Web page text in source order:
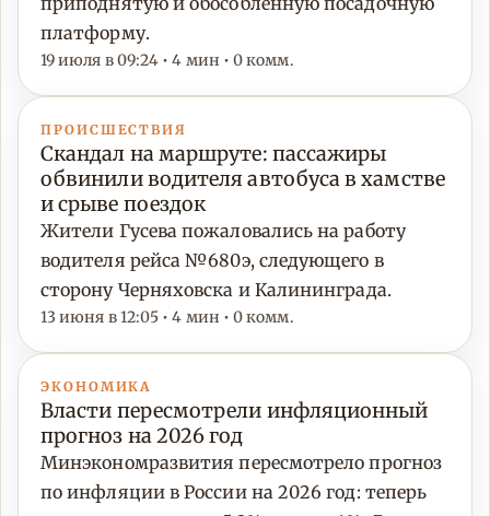
платформу.
19 июля в 09:24 • 4 мин • 0 комм.
ПРОИСШЕСТВИЯ
Скандал на маршруте: пассажиры
обвинили водителя автобуса в хамстве
и срыве поездок
Жители Гусева пожаловались на работу
водителя рейса №680э, следующего в
сторону Черняховска и Калининграда.
13 июня в 12:05 • 4 мин • 0 комм.
ЭКОНОМИКА
Власти пересмотрели инфляционный
прогноз на 2026 год
Минэкономразвития пересмотрело прогноз
по инфляции в России на 2026 год: теперь